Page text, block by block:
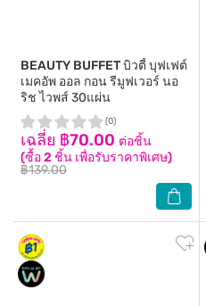
BEAUTY BUFFETบิวตี้ บุฟเฟต์
เมคอัพ ออล กอน รีมูฟเวอร์ นอ
ริช ไวพส์ 30แผ่น
เฉลี่ย ฿70.00 ต่อชิ้น
(ซื้อ 2 ชิ้น เพื่อรับราคาพิเศษ)
฿139.00
(0)